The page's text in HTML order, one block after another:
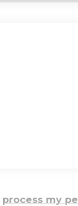
process my